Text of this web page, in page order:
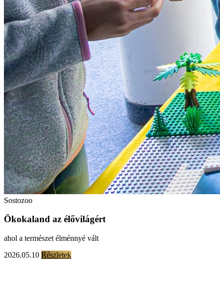
Sostozoo
Ökokaland az élővilágért
ahol a természet élménnyé vált
2026.05.10 Részletek